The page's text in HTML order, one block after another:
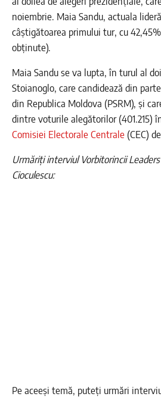
noiembrie. Maia Sandu, actuala
câștigătoarea primului tur, cu
obținute).
Maia Sandu se va lupta, în turul al
Stoianoglo, care candidează din
din Republica Moldova (PSRM), și
dintre voturile alegătorilor (401.215)
Comisiei Electorale Centrale (CEC)
Urmăriți interviul Vorbitorincii
Cioculescu:
Pe aceeși temă, puteți urmări